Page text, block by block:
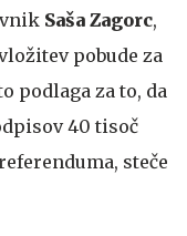
Saša Zagorc,
pobude za
podlaga za to, da
40 tisoč
steče